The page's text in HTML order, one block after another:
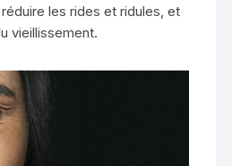
les rides et ridules, et
vieillissement.